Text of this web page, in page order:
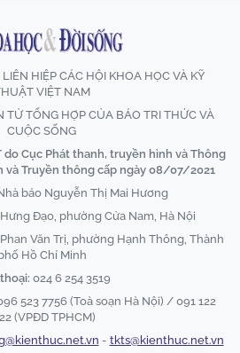
LIÊN HIỆP CÁC HỘI KHOA HỌC VÀ KỸ
VIỆT NAM
TỬ TỔNG HỢP CỦA BÁO TRI THỨC VÀ
CUỘC SỐNG
do Cục Phát thanh, truyền hình và Thông
và Truyền thông cấp ngày 08/07/2021
báo Nguyễn Thị Mai Hương
Đạo, phường Cửa Nam, Hà Nội
Văn Trị, phường Hạnh Thông, Thành
Hồ Chí Minh
024 6 254 3519
523 7756 (Toà soạn Hà Nội) / 091 122
(VPĐD TPHCM)
- tkts@kienthuc.net.vn